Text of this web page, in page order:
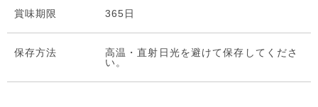
賞味期限 365日
保存⽅法
高温・直射日光を避けて保存してくださ
い。